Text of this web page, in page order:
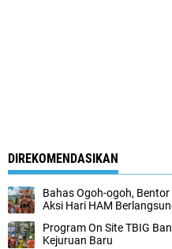
DIREKOMENDASIKAN
Bahas Ogoh-ogoh,
Aksi Hari HAM
Program On Site TBIG
Kejuruan Baru